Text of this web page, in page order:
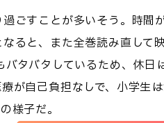
ごすことが多いそう。時間
ると、また全巻読み直して
タバタしているため、休日
が自己負担なしで、小学生
様子だ。